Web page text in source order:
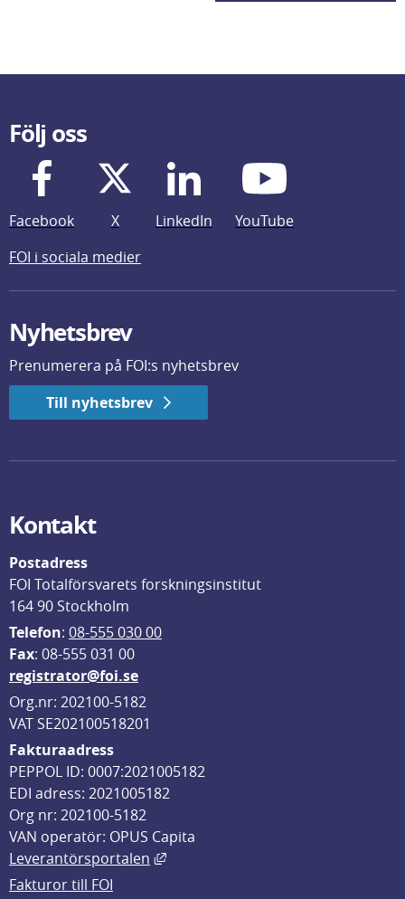
Följ oss
Facebook X LinkedIn
YouTube
FOI i sociala medier
Nyhetsbrev
Prenumerera på FOI:s nyhetsbrev
Till nyhetsbrev
Kontakt
Postadress
FOI Totalförsvarets forskningsinstitut
164 90 Stockholm
Telefon: 08-555 030 00
Fax: 08-555 031 00
registrator@foi.se
Org.nr: 202100-5182
VAT SE202100518201
Fakturaadress
PEPPOL ID: 0007:2021005182
EDI adress: 2021005182
Org nr: 202100-5182
VAN operatör: OPUS Capita
Leverantörsportalen
Länk till annan webbplats, öppnas
Fakturor till FOI